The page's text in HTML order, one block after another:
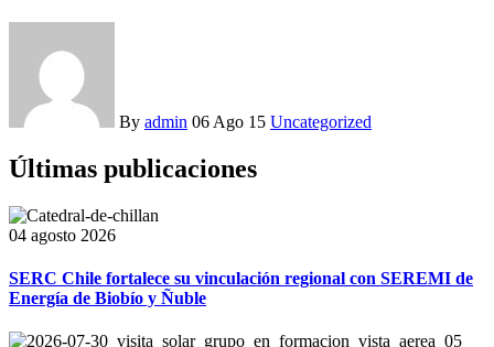
By admin 06 Ago 15 Uncategorized
Últimas publicaciones
04 agosto 2026
SERC Chile fortalece su vinculación regional con SEREMI de
Energía de Biobío y Ñuble